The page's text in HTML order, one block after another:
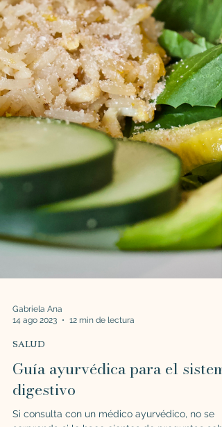
Gabriela Ana
14 ago 2023
12 min de lectura